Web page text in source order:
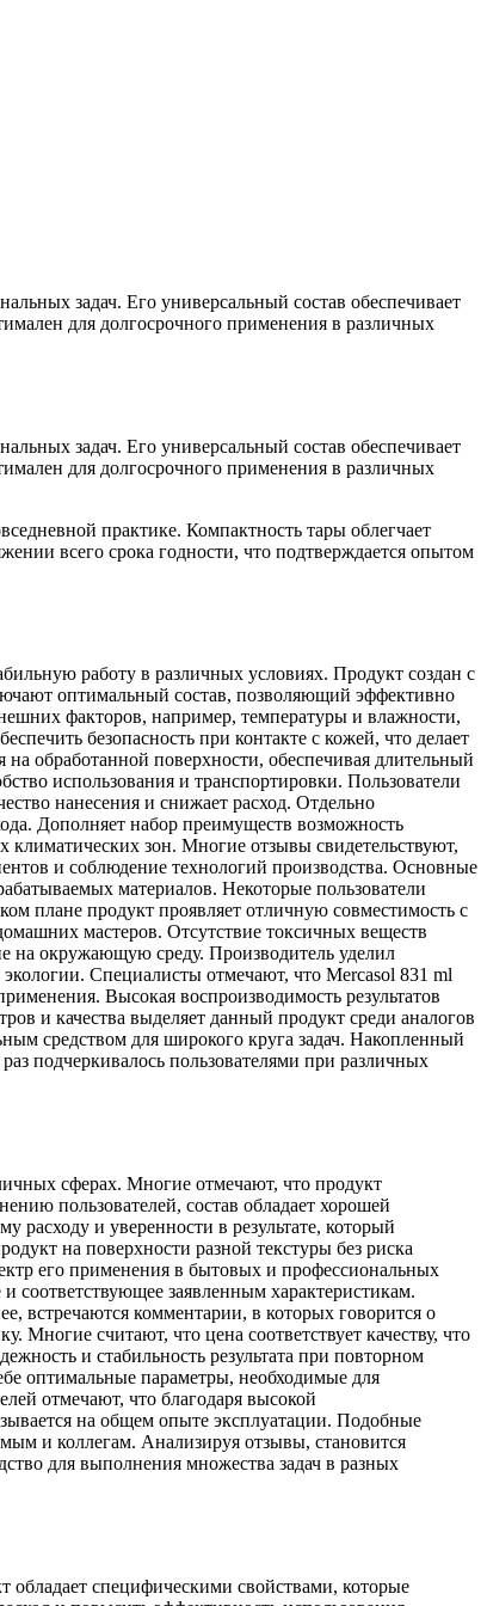
задач. Его универсальный состав обеспечивает
для долгосрочного применения в различных
задач. Его универсальный состав обеспечивает
для долгосрочного применения в различных
практике. Компактность тары облегчает
всего срока годности, что подтверждается опытом
работу в различных условиях. Продукт создан с
оптимальный состав, позволяющий эффективно
факторов, например, температуры и влажности,
безопасность при контакте с кожей, что делает
обработанной поверхности, обеспечивая длительный
использования и транспортировки. Пользователи
нанесения и снижает расход. Отдельно
Дополняет набор преимуществ возможность
климатических зон. Многие отзывы свидетельствуют,
и соблюдение технологий производства. Основные
материалов. Некоторые пользователи
плане продукт проявляет отличную совместимость с
мастеров. Отсутствие токсичных веществ
на окружающую среду. Производитель уделил
Специалисты отмечают, что Mercasol 831 ml
Высокая воспроизводимость результатов
и качества выделяет данный продукт среди аналогов
средством для широкого круга задач. Накопленный
подчеркивалось пользователями при различных
сферах. Многие отмечают, что продукт
пользователей, состав обладает хорошей
расходу и уверенности в результате, который
на поверхности разной текстуры без риска
его применения в бытовых и профессиональных
соответствующее заявленным характеристикам.
встречаются комментарии, в которых говорится о
считают, что цена соответствует качеству, что
и стабильность результата при повторном
оптимальные параметры, необходимые для
отмечают, что благодаря высокой
на общем опыте эксплуатации. Подобные
и коллегам. Анализируя отзывы, становится
для выполнения множества задач в разных
обладает специфическими свойствами, которые